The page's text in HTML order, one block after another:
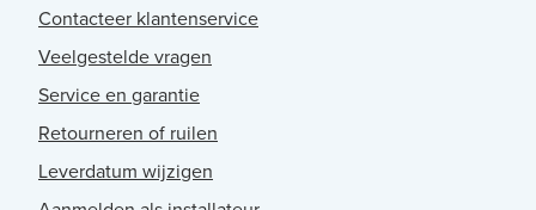
Contacteer klantenservice
Veelgestelde vragen
Service en garantie
Retourneren of ruilen
Leverdatum wijzigen